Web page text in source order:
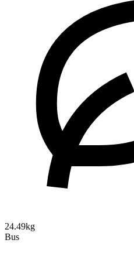
24.49kg
Bus